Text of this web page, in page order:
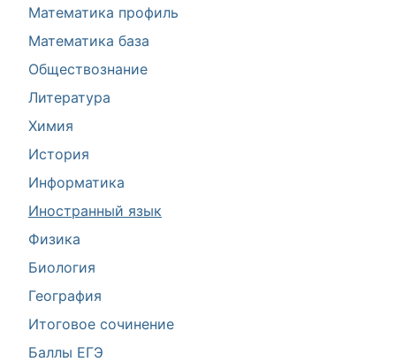
Математика профиль
Математика база
Обществознание
Литература
Химия
История
Информатика
Иностранный язык
Физика
Биология
География
Итоговое сочинение
Баллы ЕГЭ